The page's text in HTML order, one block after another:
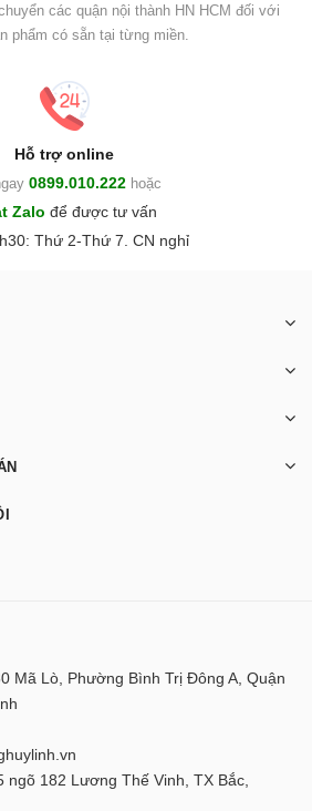
các quận nội thành HN HCM đối với
phẩm có sẵn tại từng miền.
Hỗ trợ online
0899.010.222 hoặc
Zalo để được tư vấn
Thứ 2-Thứ 7. CN nghỉ
Mã Lò, Phường Bình Trị Đông A, Quận
ngõ 182 Lương Thế Vinh, TX Bắc,